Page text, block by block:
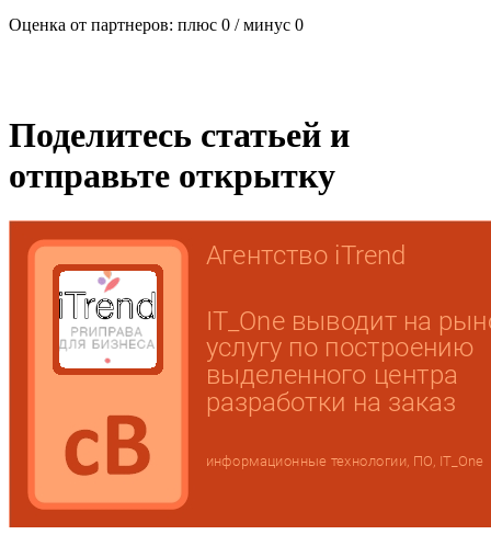
Оценка от партнеров: плюс 0 / минус 0
Поделитесь статьей и
отправьте открытку